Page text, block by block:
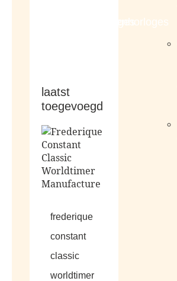
dameshorlogesherenhorloges
laatst
toegevoegd
frederique
constant
classic
worldtimer